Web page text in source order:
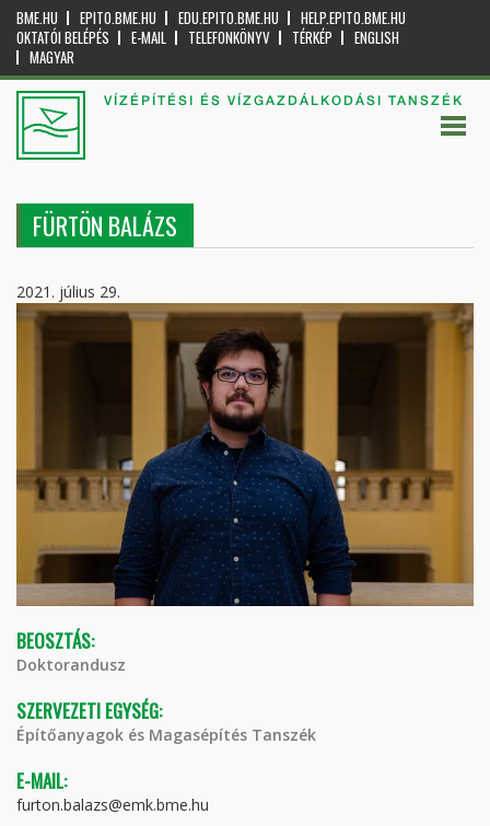
BME.HU EPITO.BME.HU EDU.EPITO.BME.HU
HELP.EPITO.BME.HU
OKTATÓI BELÉPÉS
E-MAIL TELEFONKÖNYV TÉRKÉP
ENGLISH
MAGYAR
VÍZÉPÍTÉSI ÉS VÍZGAZDÁLKODÁSI TANSZÉK
FÜRTÖN BALÁZS
2021. július 29.
BEOSZTÁS:
Doktorandusz
SZERVEZETI EGYSÉG:
Építőanyagok és Magasépítés Tanszék
E-MAIL:
furton.balazs@emk.bme.hu